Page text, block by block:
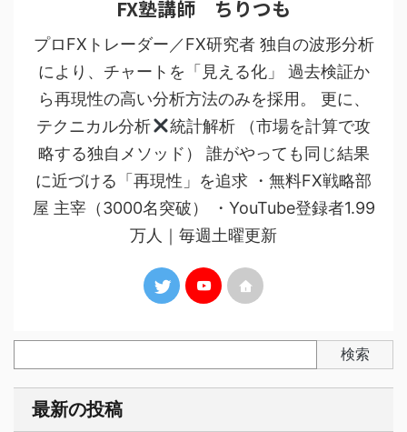
FX塾講師 ちりつも
プロFXトレーダー／FX研究者 独自の波形分析
により、チャートを「見える化」 過去検証か
ら再現性の高い分析方法のみを採用。 更に、
テクニカル分析
統計解析 （市場を計算で攻
略する独自メソッド） 誰がやっても同じ結果
に近づける「再現性」を追求 ・無料FX戦略部
屋 主宰（3000名突破） ・YouTube登録者1.99
万人｜毎週土曜更新
検索
最新の投稿